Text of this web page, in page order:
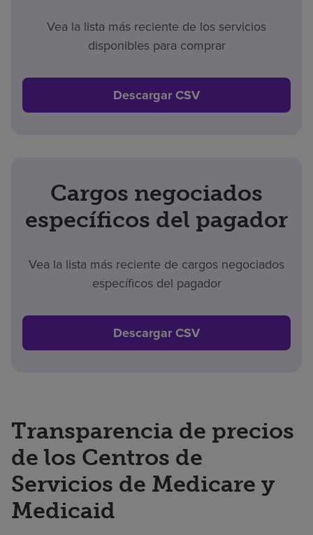
Vea la lista más reciente de los servicios
disponibles para comprar
Descargar CSV
Cargos negociados
específicos del pagador
Vea la lista más reciente de cargos negociados
específicos del pagador
Descargar CSV
Transparencia de precios
de los Centros de
Servicios de Medicare y
Medicaid